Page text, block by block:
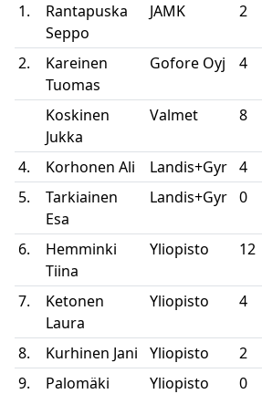
1.
Rantapuska
Seppo
JAMK 2
2.
Kareinen
Tuomas
Gofore Oyj 4
Koskinen
Jukka
Valmet 8
4. Korhonen Ali Landis+Gyr 4
5.
Tarkiainen
Esa
Landis+Gyr 0
6.
Hemminki
Tiina
Yliopisto 12
7.
Ketonen
Laura
Yliopisto 4
8. Kurhinen Jani Yliopisto 2
9.
Palomäki
Yliopisto 0